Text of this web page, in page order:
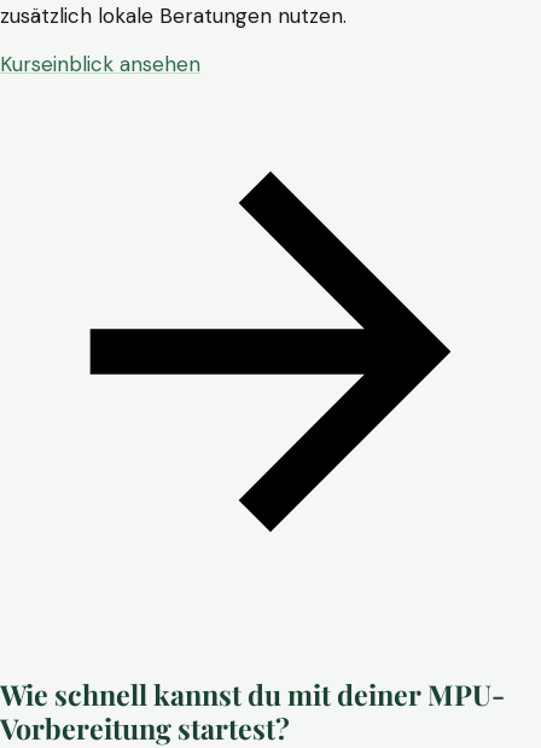
zusätzlich lokale Beratungen nutzen.
Kurseinblick ansehen
Wie schnell kannst du mit deiner MPU-
Vorbereitung startest?